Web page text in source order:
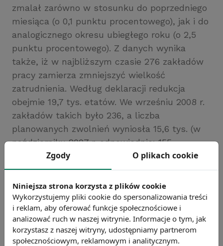
zmalał zarówno w stosunku do poprzedniego
miesiąca (o 0,1 punktu procentowego), jak i do
analogicznego okresu ubiegłego roku (o 2,5
punktu procentowego). Z danych wynika
także, iż w najbliższym czasie 276 zakładów
pracy zamierza zmniejszyć wielkość
zatrudnienia. Według deklaracji redukcja
obejmie 19,7 tys. etatów. We wrześniu 2008 r.
zakładów takich było 236, a liczba
planowanych zwolnień wyniosła 15,6 tys. (w
październiku 2007 r. odpowiednio: 155
zakładów i 8,8 tys. pracowników).
Źródło: GUS
Chcesz wiedzieć więcej?
Zobacz więcej wiadomości
Zgody O plikach cookie
Niniejsza strona korzysta z plików cookie
Wykorzystujemy pliki cookie do spersonalizowania treści
i reklam, aby oferować funkcje społecznościowe i
analizować ruch w naszej witrynie. Informacje o tym, jak
korzystasz z naszej witryny, udostępniamy partnerom
społecznościowym, reklamowym i analitycznym.